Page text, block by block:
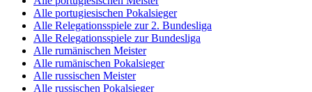
Alle portugiesischen Pokalsieger
Alle Relegationsspiele zur 2. Bundesliga
Alle Relegationsspiele zur Bundesliga
Alle rumänischen Meister
Alle rumänischen Pokalsieger
Alle russischen Meister
Alle russischen Pokalsieger